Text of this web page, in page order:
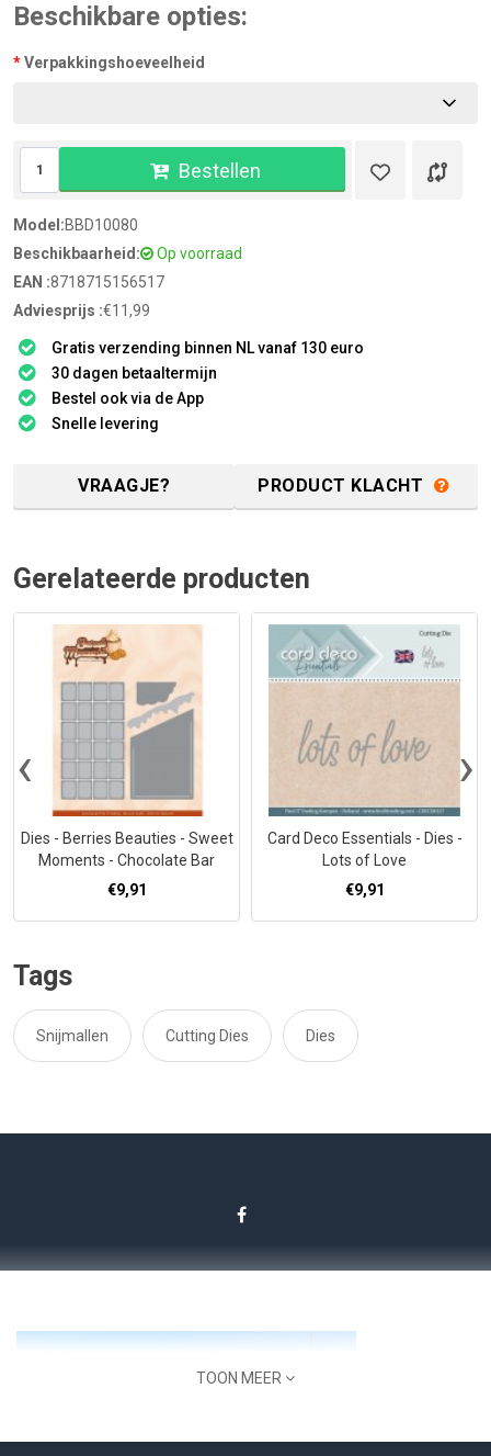
Beschikbare opties:
Verpakkingshoeveelheid
Bestellen
Model:BBD10080
Beschikbaarheid:
Op voorraad
EAN :8718715156517
Adviesprijs :€11,99
Gratis verzending binnen NL vanaf 130 euro
30 dagen betaaltermijn
Bestel ook via de App
Snelle levering
VRAAGJE? PRODUCT KLACHT
Gerelateerde producten
Dies - Berries Beauties - Sweet
Moments - Chocolate Bar
€9,91
Card Deco Essentials - Dies -
Lots of Love
€9,91
‹ ›
Tags
Snijmallen Cutting Dies Dies
TOON MEER